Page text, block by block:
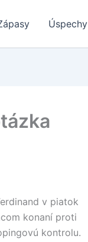
Úspechy
v piatok
konaní proti
kontrolu.